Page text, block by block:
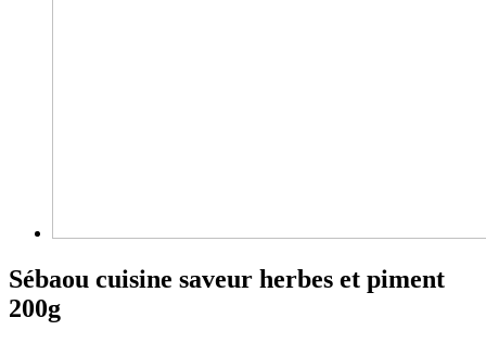
Sébaou cuisine saveur herbes et piment
200g